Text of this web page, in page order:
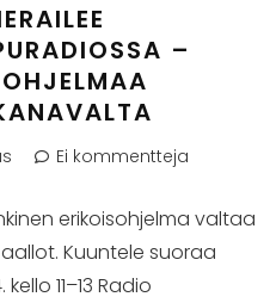
–
Ei kommentteja
erikoisohjelma valtaa
Kuuntele suoraa
11–13 Radio